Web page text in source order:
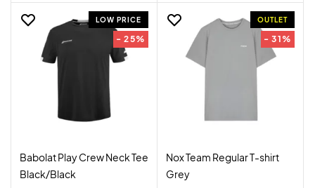
LOW PRICE
- 25%
Babolat Play Crew Neck Tee
Black/Black
OUTLET
- 31%
Nox Team Regular T-shirt
Grey